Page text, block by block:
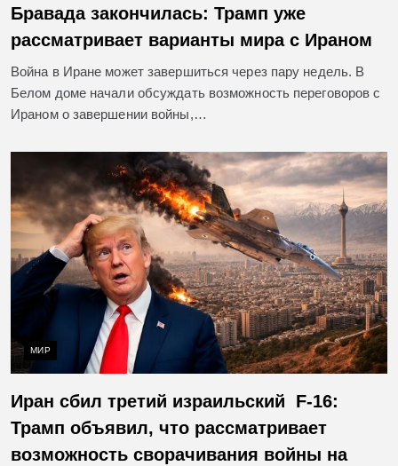
Бравада закончилась: Трамп уже
рассматривает варианты мира с Ираном
Война в Иране может завершиться через пару недель. В
Белом доме начали обсуждать возможность переговоров с
Ираном о завершении войны,…
МИР
Иран сбил третий израильский F-16:
Трамп объявил, что рассматривает
возможность сворачивания войны на